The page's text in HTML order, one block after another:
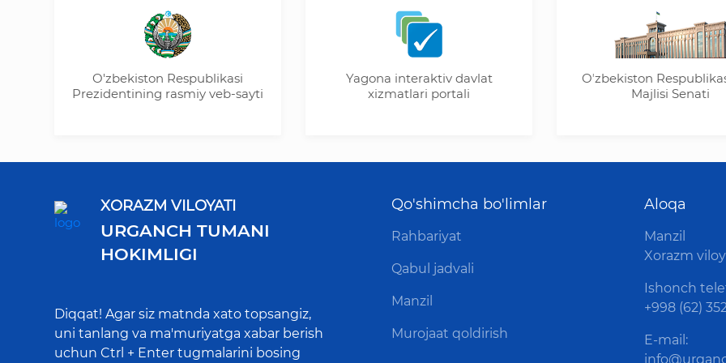
O'zbekiston Respublikasi
Prezidentining rasmiy veb-sayti
Yagona interaktiv davlat
xizmatlari portali
Oʼzbekiston Respublikasi
Majlisi Senati
XORAZM VILOYATI
URGANCH TUMANI
HOKIMLIGI
Diqqat! Agar siz matnda xato topsangiz,
uni tanlang va ma'muriyatga xabar berish
uchun Ctrl + Enter tugmalarini bosing
Qo'shimcha bo'limlar
Rahbariyat
Qabul jadvali
Manzil
Murojaat qoldirish
Aloqa
Manzil
Xorazm
Ishonch
+998 (62)
E-mail: